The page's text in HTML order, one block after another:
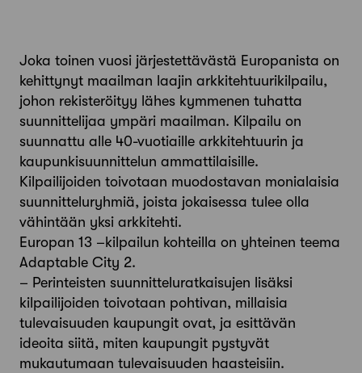
Joka toinen vuosi järjestettävästä Europanista on
kehittynyt maailman laajin arkkitehtuurikilpailu,
johon rekisteröityy lähes kymmenen tuhatta
suunnittelijaa ympäri maailman. Kilpailu on
suunnattu alle 40-vuotiaille arkkitehtuurin ja
kaupunkisuunnittelun ammattilaisille.
Kilpailijoiden toivotaan muodostavan monialaisia
suunnitteluryhmiä, joista jokaisessa tulee olla
vähintään yksi arkkitehti.
Europan 13 –kilpailun kohteilla on yhteinen teema
Adaptable City 2.
– Perinteisten suunnitteluratkaisujen lisäksi
kilpailijoiden toivotaan pohtivan, millaisia
tulevaisuuden kaupungit ovat, ja esittävän
ideoita siitä, miten kaupungit pystyvät
mukautumaan tulevaisuuden haasteisiin.